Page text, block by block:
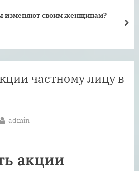
изменяют своим женщинам?
частному лицу в
By
admin
акции